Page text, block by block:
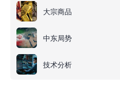
大宗商品
中东局势
技术分析